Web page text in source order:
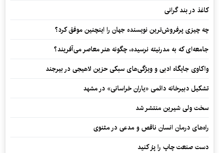
کاغذ در بند گرانی
چه چیزی پرفروش‌ترین نویسنده جهان را اینچنین موفق کرد؟
جامعه‌ای که به مدرنیته نرسیده، چگونه هنر معاصر می‌آفریند؟
واکاوی جایگاه ادبی و ویژگی‌های سبکی حزین لاهیجی در بیرجند
تشکیل دبیرخانه دائمی «یاران خراسانی» در مشهد
سخت ولی شیرین منتشر شد
راه‌های درمان انسان ناقص و مدعی در مثنوی
دست صنعت چاپ را پرُ کنید